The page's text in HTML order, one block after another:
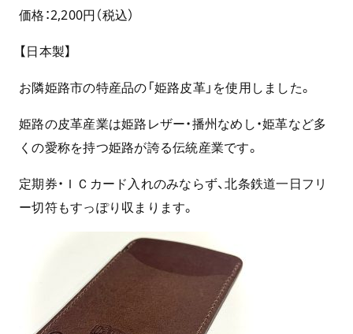
価格：2,200円（税込）
【日本製】
お隣姫路市の特産品の「姫路皮革」を使用しました。
姫路の皮革産業は姫路レザー・播州なめし・姫革など多
くの愛称を持つ姫路が誇る伝統産業です。
定期券・ＩＣカード入れのみならず、北条鉄道一日フリ
ー切符もすっぽり収まります。